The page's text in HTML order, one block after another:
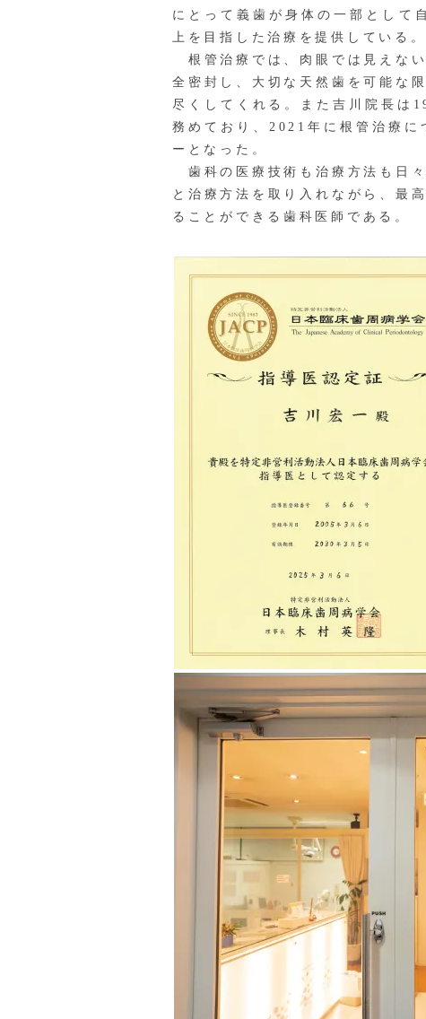
にとって義歯が身体の一部として
上を目指した治療を提供している。
根管治療では、肉眼では見えな
全密封し、大切な天然歯を可能な
尽くしてくれる。また吉川院長は
務めており、2021年に根管治療に
ーとなった。
歯科の医療技術も治療方法も日
と治療方法を取り入れながら、最
ることができる歯科医師である。